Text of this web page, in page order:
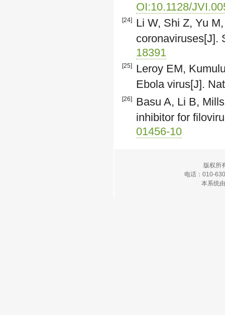
OI:10.1128/
[24]
Li W, Shi Z, Yu
coronaviruses[J].
18391
[25]
Leroy EM,
Ebola virus[J].
[26]
Basu A, Li B,
inhibitor for
01456-10